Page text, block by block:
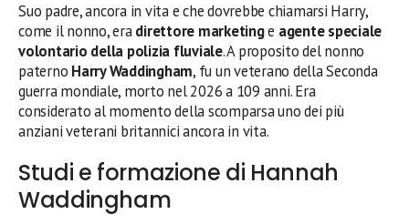
Suo padre, ancora in vita e che dovrebbe chiamarsi Harry,
come il nonno, eradirettore marketinge agente speciale
volontario della polizia fluviale. A proposito del nonno
paterno Harry Waddingham, fu un veterano della Seconda
guerra mondiale, morto nel 2026 a 109 anni. Era
considerato al momento della scomparsa uno dei più
anziani veterani britannici ancora in vita.
Studi e formazione di Hannah
Waddingham